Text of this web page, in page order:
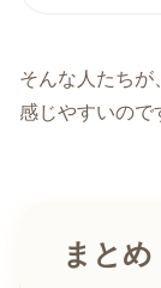
そんな人たちが
感じやすいので
まとめ